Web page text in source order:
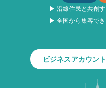
▶ 沿線住民と共創
▶ 全国から集客で
ビジネスアカウン